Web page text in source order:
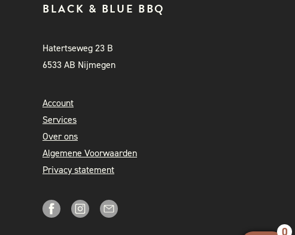
BLACK & BLUE BBQ
Hatertseweg 23 B
6533 AB Nijmegen
Account
Services
Over ons
Algemene Voorwaarden
Privacy statement
0